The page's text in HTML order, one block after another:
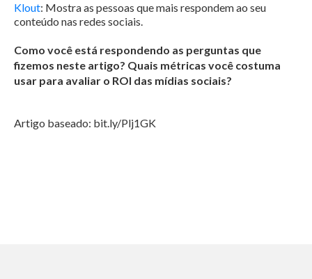
Klout: Mostra as pessoas que mais respondem ao seu
conteúdo nas redes sociais.
Como você está respondendo as perguntas que
fizemos neste artigo? Quais métricas você costuma
usar para avaliar o ROI das mídias sociais?
Artigo baseado: bit.ly/Plj1GK